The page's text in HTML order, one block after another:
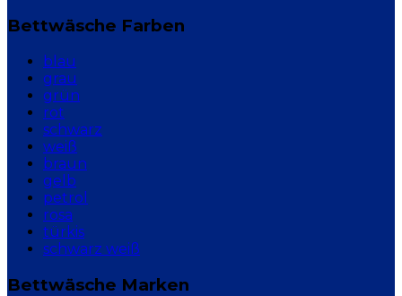
Bettwäsche Farben
blau
grau
grün
rot
schwarz
weiß
braun
gelb
petrol
rosa
türkis
schwarz weiß
Bettwäsche Marken